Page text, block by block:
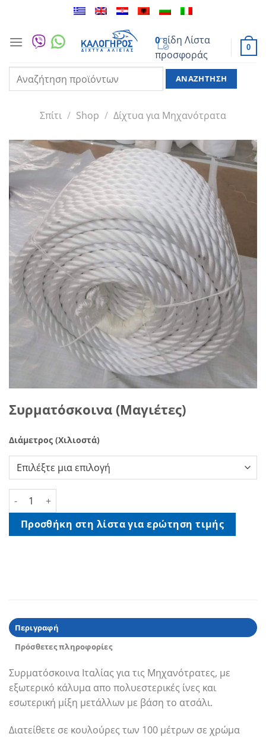
περιεχόμενο
0είδηΛίστα
προσφοράς
0
για:
Σπίτι / Shop / Δίχτυα για Μηχανότρατα
Συρματόσκοινα (Μαγιέτες)
Διάμετρος (Χιλιοστά)
Συρματόσκοινα (Μαγιέτες) ποσότητα
Προσθήκη στη λίστα για ερώτηση τιμής
Περιγραφή
Πρόσθετες πληροφορίες
Συρματόσκοινα Ιταλίας για τις Μηχανότρατες, με
εξωτερικό κάλυμα απο πολυεστερικές ίνες και
εσωτερική μίξη μετάλλων με βάση το ατσάλι.
Διατείθετε σε κουλούρες των 100 μέτρων σε χρώμα